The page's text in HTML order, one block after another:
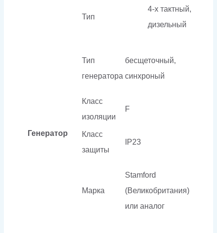
Тип
4-х тактный,
дизельный
Генератор
Тип
генератора
бесщеточный,
синхроный
Класс
изоляции
F
Класс
защиты
IP23
Марка
Stamford
(Великобритания)
или аналог